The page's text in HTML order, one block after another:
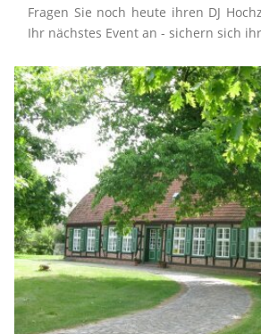
Fragen Sie noch heute ihren DJ
Ihr nächstes Event an - sichern sich